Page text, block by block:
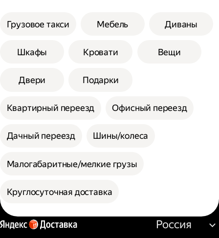
Грузовое такси Мебель Диваны
Шкафы Кровати Вещи
Двери Подарки
Квартирный переезд Офисный переезд
Дачный переезд Шины/колеса
Малогабаритные/мелкие грузы
Круглосуточная доставка
Россия